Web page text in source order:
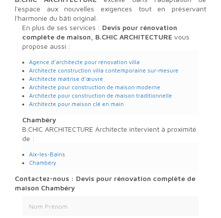
l'espace aux nouvelles exigences tout en préservant
l'harmonie du bâti original.
En plus de ses services : Devis pour rénovation
complète de maison, B.CHIC ARCHITECTURE vous
propose aussi :
Agence d'architecte pour rénovation villa
Architecte construction villa contemporaine sur-mesure
Architecte maitrise d'œuvre
Architecte pour construction de maison moderne
Architecte pour construction de maison traditionnelle
Architecte pour maison clé en main
Chambéry
B.CHIC ARCHITECTURE Architecte intervient à proximité
de :
Aix-les-Bains
Chambéry
Contactez-nous : Devis pour rénovation complète de
maison Chambéry